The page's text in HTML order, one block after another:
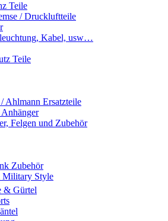
Teile
/ Druckluftteile
Kabel, usw…
Teile
Ahlmann Ersatzteile
Felgen und Zubehör
Zubehör
Style
& Gürtel